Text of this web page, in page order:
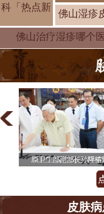
科「热点新
佛山湿疹
佛山治疗湿疹哪个
皮肤